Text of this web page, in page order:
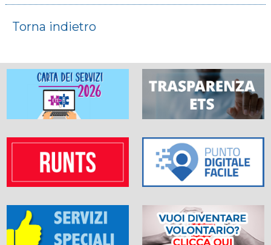
Torna indietro